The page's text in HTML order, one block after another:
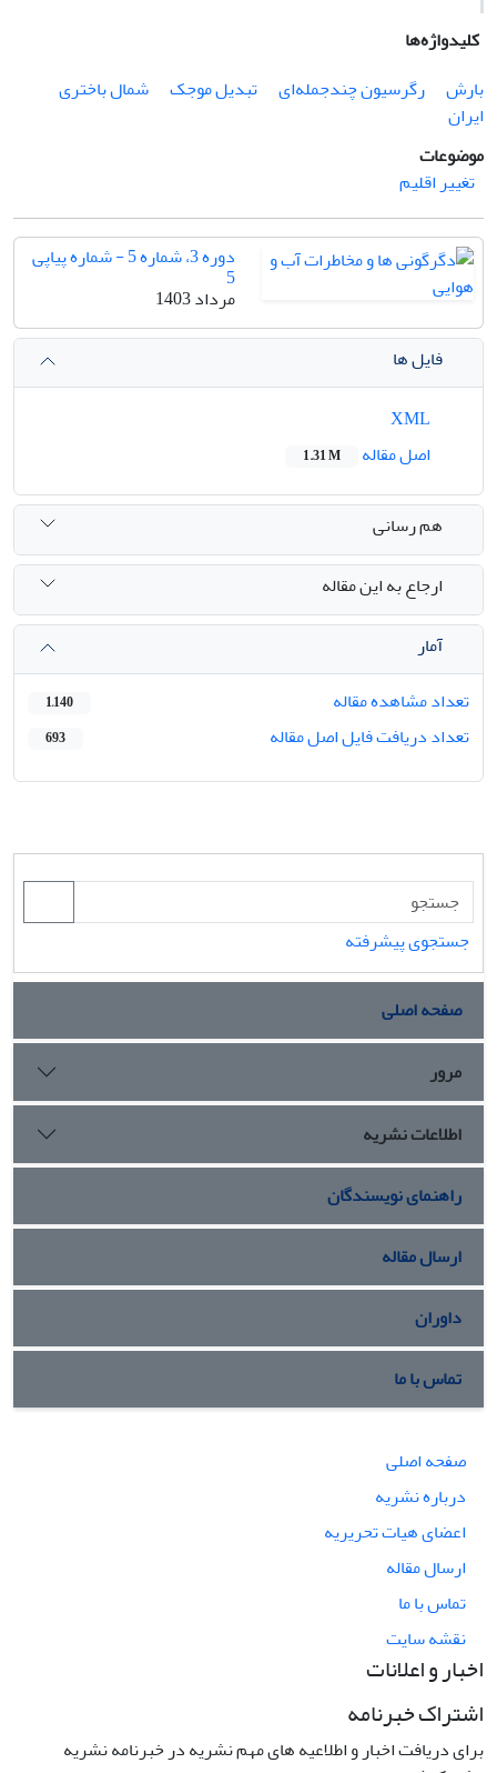
کلیدواژه‌ها
بارش
رگرسیون چندجمله‌ای تبدیل موجک
شمال باختری
ایران
موضوعات
تغییر اقلیم
دوره 3، شماره 5 - شماره پیاپی
5
مرداد 1403
فایل ها
اصل مقاله
1.31 M
هم رسانی
ارجاع به این مقاله
آمار
تعداد مشاهده مقاله
1,140
تعداد دریافت فایل اصل مقاله 693
جستجوی پیشرفته
صفحه اصلی
مرور
اطلاعات نشریه
راهنمای نویسندگان
ارسال مقاله
داوران
تماس با ما
صفحه اصلی
درباره نشریه
اعضای هیات تحریریه
ارسال مقاله
تماس با ما
نقشه سایت
اخبار و اعلانات
اشتراک خبرنامه
برای دریافت اخبار و اطلاعیه های مهم نشریه در خبرنامه نشریه